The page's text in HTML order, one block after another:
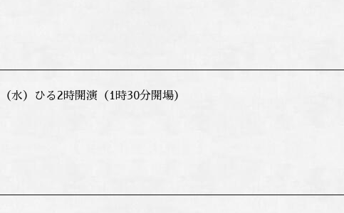
水）ひる2時開演（1時30分開場）